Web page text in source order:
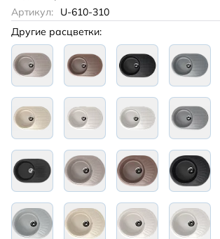
Артикул:
U-610-310
Другие расцветки: